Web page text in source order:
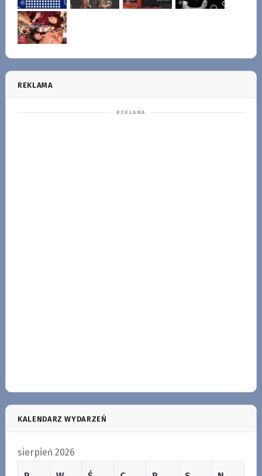
REKLAMA
KALENDARZ WYDARZEŃ
sierpień 2026